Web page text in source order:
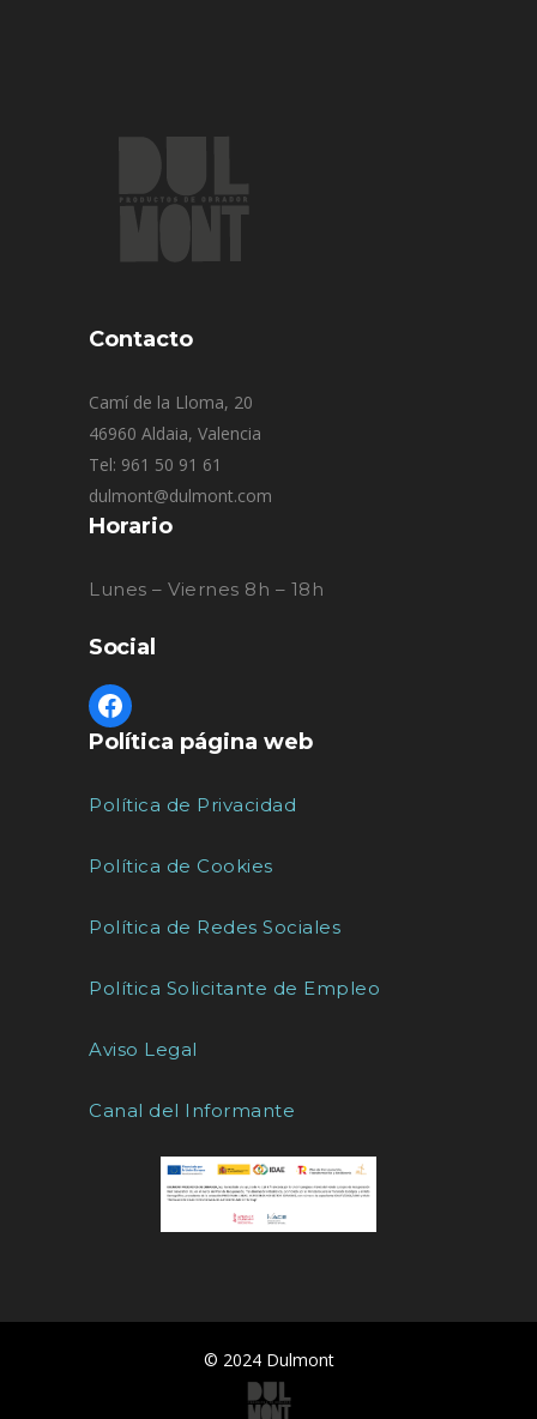
Contacto
Camí de la Lloma, 20
46960 Aldaia, Valencia
Tel: 961 50 91 61
dulmont@dulmont.com
Horario
Lunes – Viernes 8h – 18h
Social
Política página web
Política de Privacidad
Política de Cookies
Política de Redes Sociales
Política Solicitante de Empleo
Aviso Legal
Canal del Informante
© 2024 Dulmont